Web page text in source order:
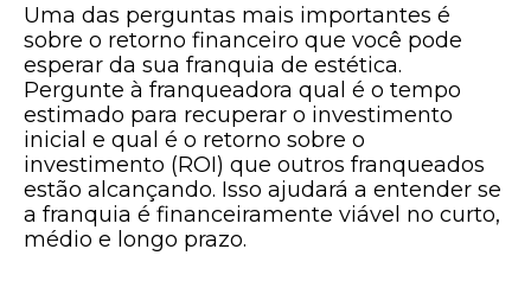
Uma das perguntas mais importantes é
sobre o retorno financeiro que você pode
esperar da sua franquia de estética.
Pergunte à franqueadora qual é o tempo
estimado para recuperar o investimento
inicial e qual é o retorno sobre o
investimento (ROI) que outros franqueados
estão alcançando. Isso ajudará a entender se
a franquia é financeiramente viável no curto,
médio e longo prazo.